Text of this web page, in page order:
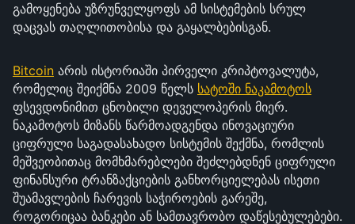
გამოყენება უზრუნველყოფს ამ სისტემების სრულ
დაცვას თაღლითობისა და გაყალბებისგან.
Bitcoin არის ისტორიაში პირველი კრიპტოვალუტა,
რომელიც შეიქმნა 2009 წელს სატოში ნაკამოტოს
ფსევდონიმით ცნობილი დეველოპერის მიერ.
ნაკამოტოს მიზანს წარმოადგენდა ინოვაციური
ციფრული საგადასახადო სისტემის შექმნა, რომლის
მეშვეობითაც მომხმარებლები შეძლებდნენ ციფრული
ფინანსური ტრანზაქციების განხორციელებას ისეთი
შუამავლების ჩარევის საჭიროების გარეშე,
როგორიცაა ბანკები ან სამთავრობო დაწესებულებები.